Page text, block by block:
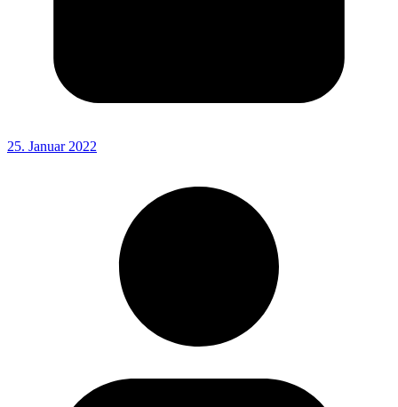
25. Januar 2022